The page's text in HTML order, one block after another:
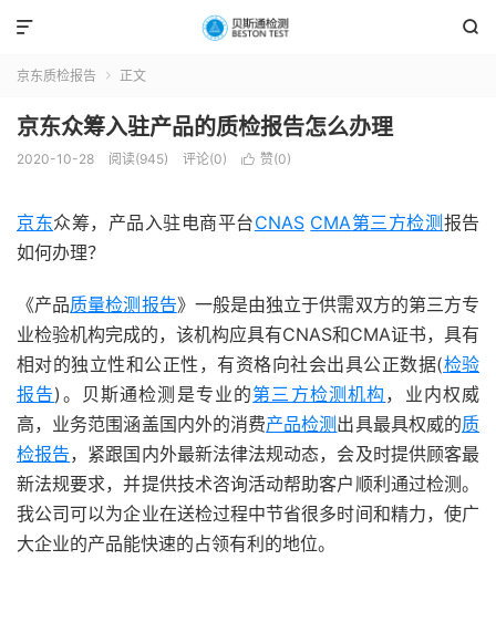


京东质检报告  正文
京东众筹入驻产品的质检报告怎么办理
2020-10-28 阅读(945) 评论(0)  赞(0)
京东众筹，产品入驻电商平台CNAS CMA第三方检测 报告
如何办理？
《产品质量检测报告》一般是由独立于供需双方的第三方专
业检验机构完成的，该机构应具有CNAS和CMA证书，具有
相对的独立性和公正性，有资格向社会出具公正数据(检验
报告)。贝斯通检测是专业的第三方检测机构 ，业内权威
高，业务范围涵盖国内外的消费产品检测 出具最具权威的质
检报告，紧跟国内外最新法律法规动态，会及时提供顾客最
新法规要求，并提供技术咨询活动帮助客户顺利通过检测。
我公司可以为企业在送检过程中节省很多时间和精力，使广
大企业的产品能快速的占领有利的地位。